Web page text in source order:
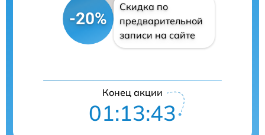
-20%
Скидка по
предварительной
записи на сайте
Конец акции
01:13:42